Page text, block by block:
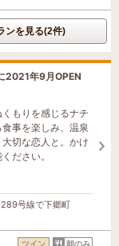
ンを見る(2件)
2021年9月OPEN
もりを感じるナチ
事を楽しみ、温泉
切な恋人と。かけ
ださい。
号線で下郷町
ツイン 朝のみ